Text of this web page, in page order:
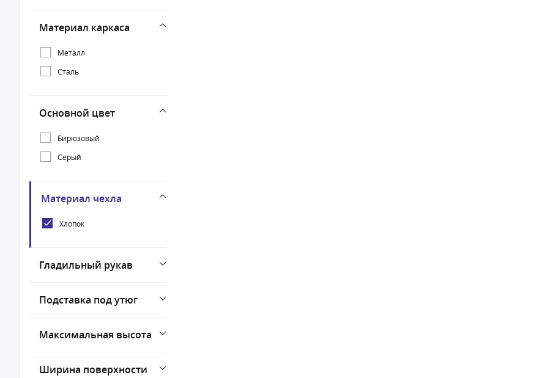
Материал каркаса
Металл
Сталь
Основной цвет
Бирюзовый
Серый
Материал чехла
Хлопок
Гладильный рукав
Подставка под утюг
Максимальная высота
Ширина поверхности